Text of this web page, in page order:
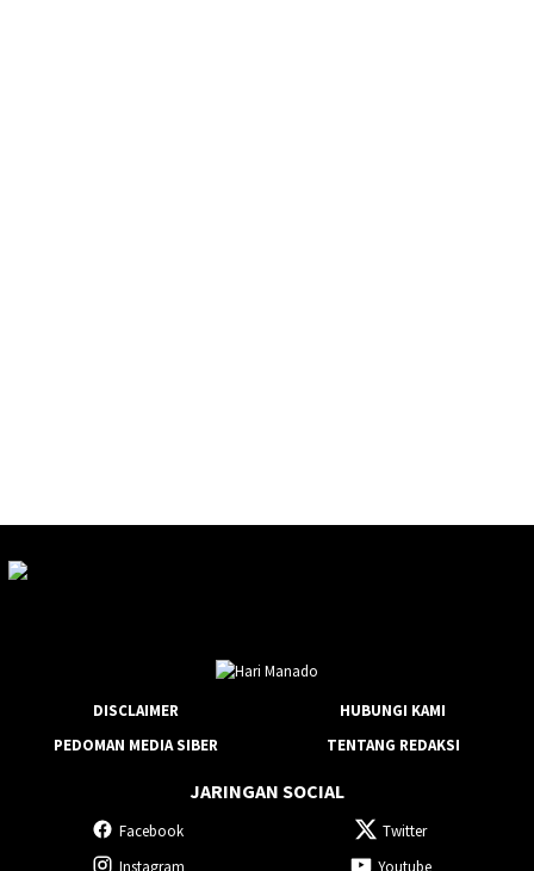
DISCLAIMER
HUBUNGI KAMI
PEDOMAN MEDIA SIBER
TENTANG REDAKSI
JARINGAN SOCIAL
Facebook
Twitter
Instagram
Youtube